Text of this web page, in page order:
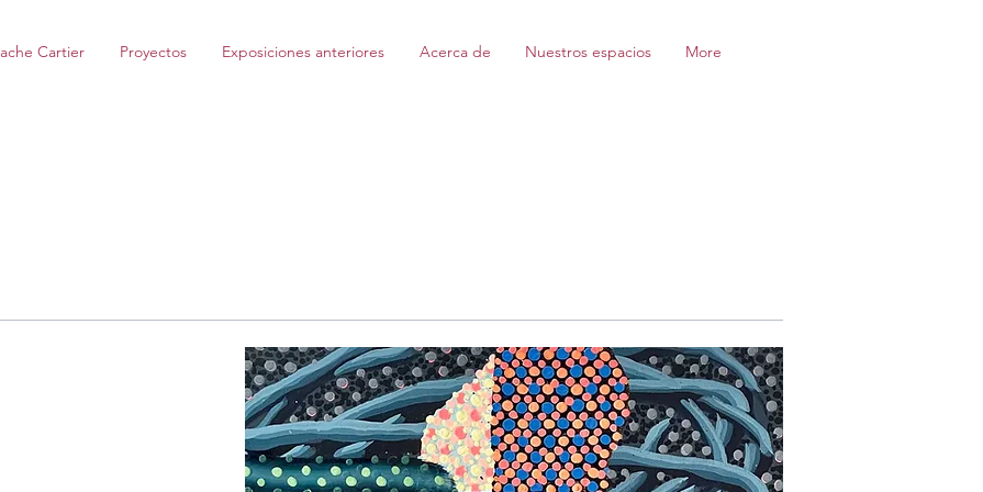
Cartier Proyectos Exposiciones anteriores Acerca de Nuestros espacios More